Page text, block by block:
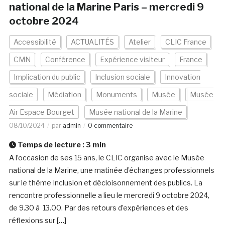
national de la Marine Paris – mercredi 9
octobre 2024
Accessibilité ACTUALITÉS Atelier CLIC France
CMN Conférence Expérience visiteur France
Implication du public Inclusion sociale Innovation
sociale Médiation Monuments Musée Musée
Air Espace Bourget Musée national de la Marine
08/10/2024 par admin 0 commentaire
Temps de lecture : 3 min
A l’occasion de ses 15 ans, le CLIC organise avec le Musée
national de la Marine, une matinée d’échanges professionnels
sur le thème Inclusion et décloisonnement des publics. La
rencontre professionnelle a lieu le mercredi 9 octobre 2024,
de 9.30 à 13.00. Par des retours d’expériences et des
réflexions sur […]